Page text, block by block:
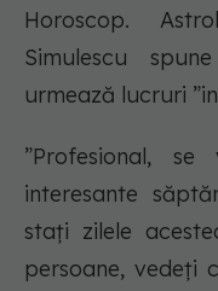
Horoscop.
Simulescu
urmează lucruri
”Profesional,
interesante
staţi zilele
persoane, vedeţi